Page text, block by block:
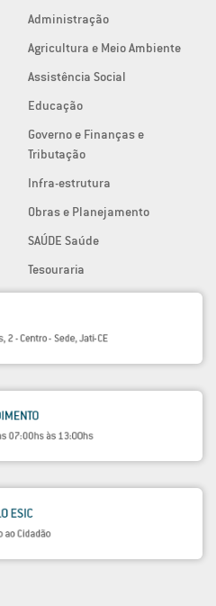
Administração
Agricultura e Meio Ambiente
Assistência Social
Educação
Governo e Finanças e
Tributação
Infra-estrutura
Obras e Planejamento
SAÚDE Saúde
Tesouraria